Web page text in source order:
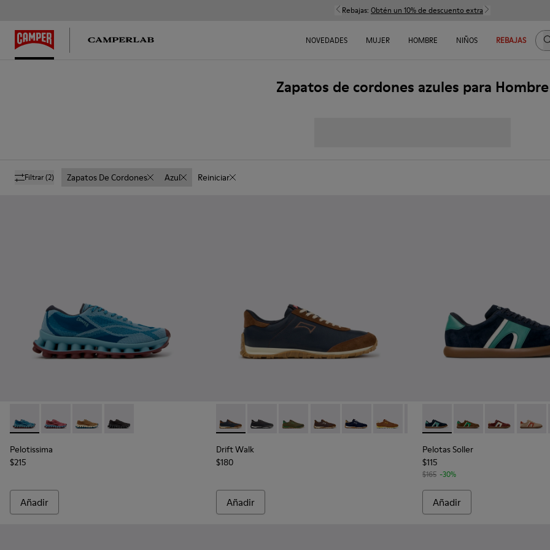
Rebajas: Obtén un 10% de descuento extra
NOVEDADES MUJER HOMBRE NIÑOS REBAJAS
Zapatos de cordones azules para Hombre
Filtrar(2) Zapatos De Cordones Azul Reiniciar
Pelotissima - K101109-011 - Zapatillas azules de materiales técnicos reciclados para hombre.
Pelotissima - K101109-010
Pelotissima - K101109-007
Pelotissima - K101109-006
Pelotissima
$215
Añadir
Drift Walk - K101097-008 - Zapatillas de piel y nobuk azules para hombre.
Drift Walk - K101097-009
Drift Walk - K101097-007
Drift Walk - K101097-006
Drift Walk - K101097-005 - Sneakers de ante
Drift Walk - K101097-003
Drift Walk - K101097-002
Drift Walk
$180
Añadir
Pelotas Soller - K100937-
Pelotas Soller -
Pelotas Soller
Pelotas Soller
$115
$165 -30%
Añadir